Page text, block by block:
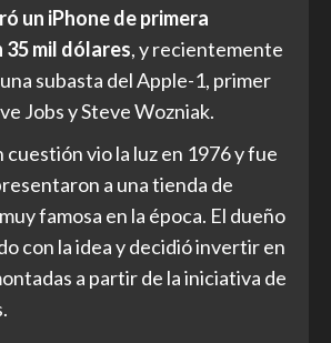
un iPhone de primera
35 mil dólares, y recientemente
subasta del Apple-1, primer
Jobs y Steve Wozniak.
vio la luz en 1976 y fue
a una tienda de
famosa en la época. El dueño
con la idea y decidió invertir en
a partir de la iniciativa de